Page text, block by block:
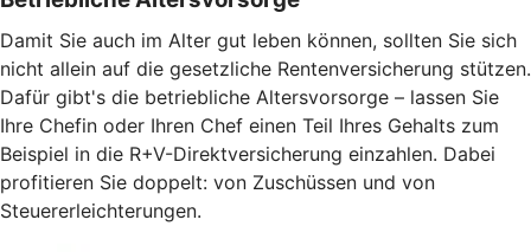
Damit Sie auch im Alter gut leben können, sollten Sie sich
nicht allein auf die gesetzliche Rentenversicherung stützen.
Dafür gibt's die betriebliche Altersvorsorge – lassen Sie
Ihre Chefin oder Ihren Chef einen Teil Ihres Gehalts zum
Beispiel in die R+V-Direktversicherung einzahlen. Dabei
profitieren Sie doppelt: von Zuschüssen und von
Steuererleichterungen.